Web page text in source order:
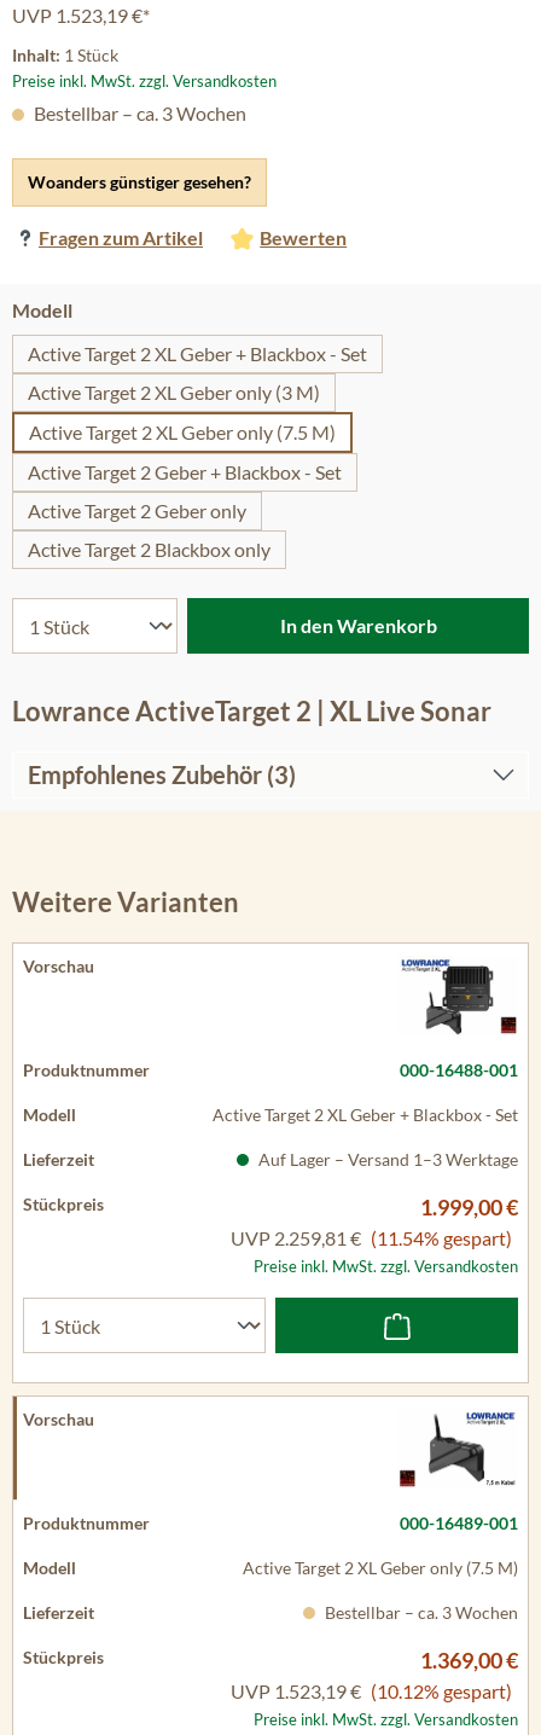
UVP 1.523,19 €*
Inhalt: 1 Stück
Preise inkl. MwSt. zzgl. Versandkosten
Woanders günstiger gesehen?
Fragen zum Artikel Bewerten
Bestellbar – ca. 3 Wochen
Modellauswählen
Active Target 2 XL Geber + Blackbox - Set
Active Target 2 XL Geber only (3 M)
Active Target 2 XL Geber only (7.5 M)
Active Target 2 Geber + Blackbox - Set
Active Target 2 Geber only
Active Target 2 Blackbox only
In den Warenkorb
Lowrance ActiveTarget 2 | XL Live Sonar
Empfohlenes Zubehör (3)
Weitere Varianten
000-16488-001
Active Target 2 XL Geber + Blackbox - Set
Auf Lager – Versand 1–3 Werktage
1.999,00 €
UVP 2.259,81 € (11.54% gespart)
Preise inkl. MwSt. zzgl. Versandkosten
000-16489-001
Active Target 2 XL Geber only (7.5 M)
Bestellbar – ca. 3 Wochen
1.369,00 €
UVP 1.523,19 € (10.12% gespart)
Preise inkl. MwSt. zzgl. Versandkosten